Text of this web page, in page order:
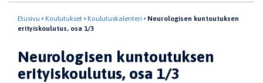
Etusivu Koulutukset Koulutuskalenteri
Neurologisen kuntoutuksen
erityiskoulutus, osa 1/3
Neurologisen kuntoutuksen
erityiskoulutus, osa 1/3